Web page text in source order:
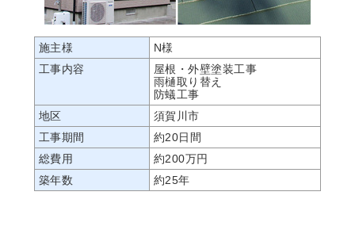
施主様
N様
工事内容
屋根・外壁塗装工事
雨樋取り替え
防蟻工事
地区
須賀川市
工事期間
約20日間
総費用
約200万円
築年数
約25年